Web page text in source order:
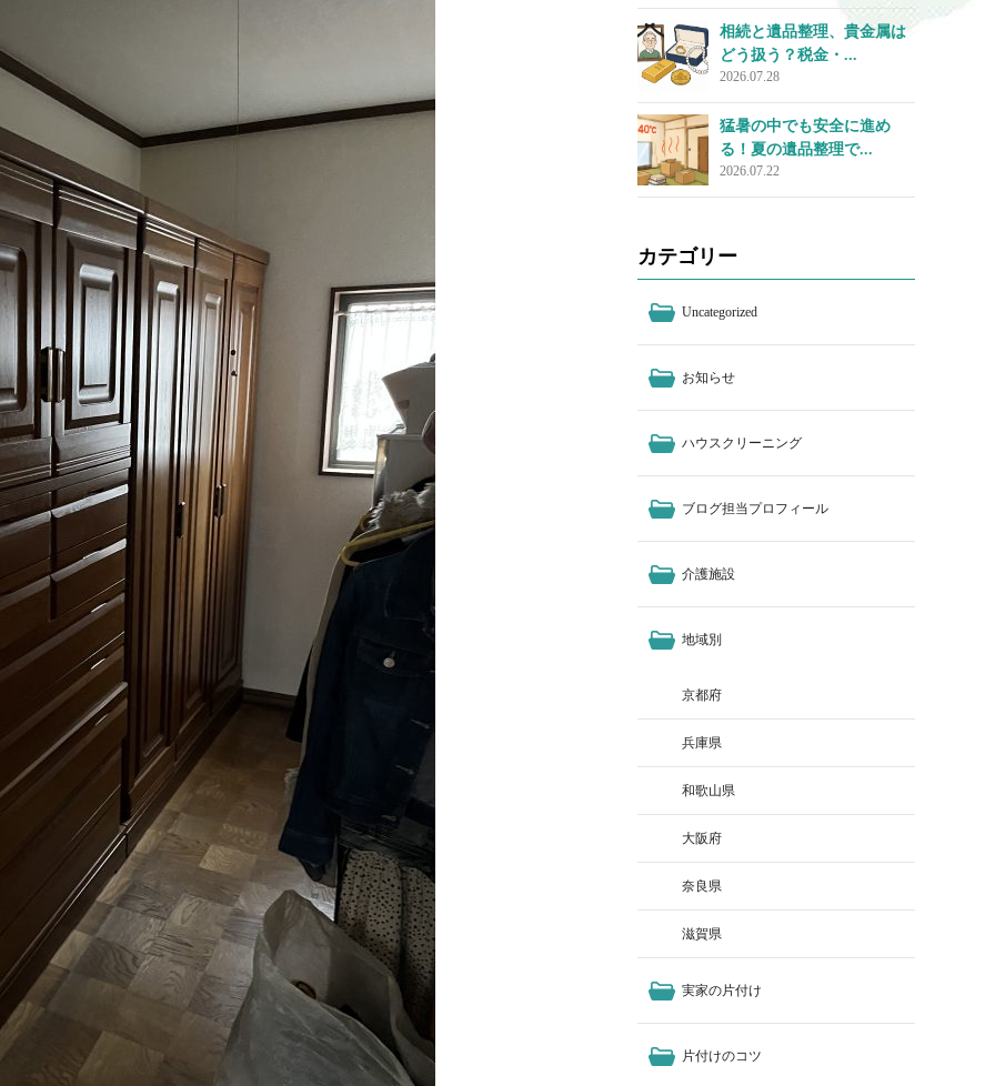
相続と遺品整理、貴金属は
どう扱う？税金・...
2026.07.28
猛暑の中でも安全に進め
る！夏の遺品整理で...
2026.07.22
カテゴリー
Uncategorized
お知らせ
ハウスクリーニング
ブログ担当プロフィール
介護施設
地域別
京都府
兵庫県
和歌山県
大阪府
奈良県
滋賀県
実家の片付け
片付けのコツ